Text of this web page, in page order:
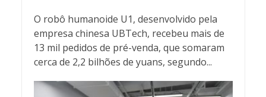
O robô humanoide U1, desenvolvido pela
empresa chinesa UBTech, recebeu mais de
13 mil pedidos de pré-venda, que somaram
cerca de 2,2 bilhões de yuans, segundo...